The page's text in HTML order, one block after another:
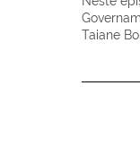
Taiane